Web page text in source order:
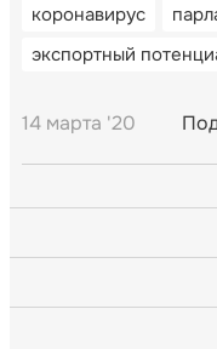
коронавирус
экспортный
14 марта '20